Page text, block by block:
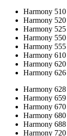
Harmony 510
Harmony 520
Harmony 525
Harmony 550
Harmony 555
Harmony 610
Harmony 620
Harmony 626
Harmony 628
Harmony 659
Harmony 670
Harmony 680
Harmony 688
Harmony 720